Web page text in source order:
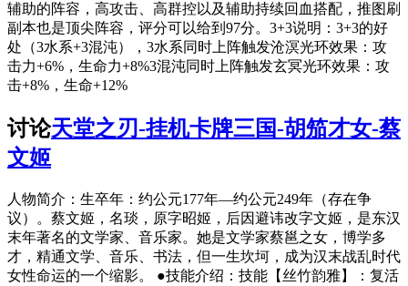
辅助的阵容，高攻击、高群控以及辅助持续回血搭配，推图刷
副本也是顶尖阵容，评分可以给到97分。3+3说明：3+3的好
处（3水系+3混沌），3水系同时上阵触发沧溟光环效果：攻
击力+6%，生命力+8%3混沌同时上阵触发玄冥光环效果：攻
击+8%，生命+12%
讨论天堂之刃-挂机卡牌三国-胡笳才女-蔡
文姬
人物简介：生卒年：约公元177年—约公元249年（存在争
议）。蔡文姬，名琰，原字昭姬，后因避讳改字文姬，是东汉
末年著名的文学家、音乐家。她是文学家蔡邕之女，博学多
才，精通文学、音乐、书法，但一生坎坷，成为汉末战乱时代
女性命运的一个缩影。 ●技能介绍：技能【丝竹韵雅】：复活